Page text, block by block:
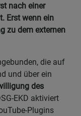
nach einer
Erst wenn ein
zu dem externen
die auf
und über ein
des
EKD aktiviert
Plugins